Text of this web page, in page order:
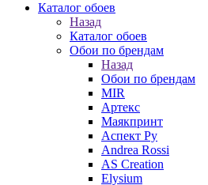
Каталог обоев
Назад
Каталог обоев
Обои по брендам
Назад
Обои по брендам
MIR
Артекс
Маякпринт
Аспект Ру
Andrea Rossi
AS Creation
Elysium